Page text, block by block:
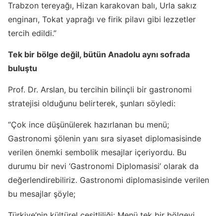
Trabzon tereyağı, Hizan karakovan balı, Urla sakız
enginarı, Tokat yaprağı ve firik pilavı gibi lezzetler
tercih edildi.”
Tek bir bölge değil, bütün Anadolu aynı sofrada
buluştu
Prof. Dr. Arslan, bu tercihin bilinçli bir gastronomi
stratejisi olduğunu belirterek, şunları söyledi:
“Çok ince düşünülerek hazırlanan bu menü;
Gastronomi şölenin yanı sıra siyaset diplomasisinde
verilen önemki sembolik mesajlar içeriyordu. Bu
durumu bir nevi ‘Gastronomi Diplomasisi’ olarak da
değerlendirebiliriz. Gastronomi diplomasisinde verilen
bu mesajlar şöyle;